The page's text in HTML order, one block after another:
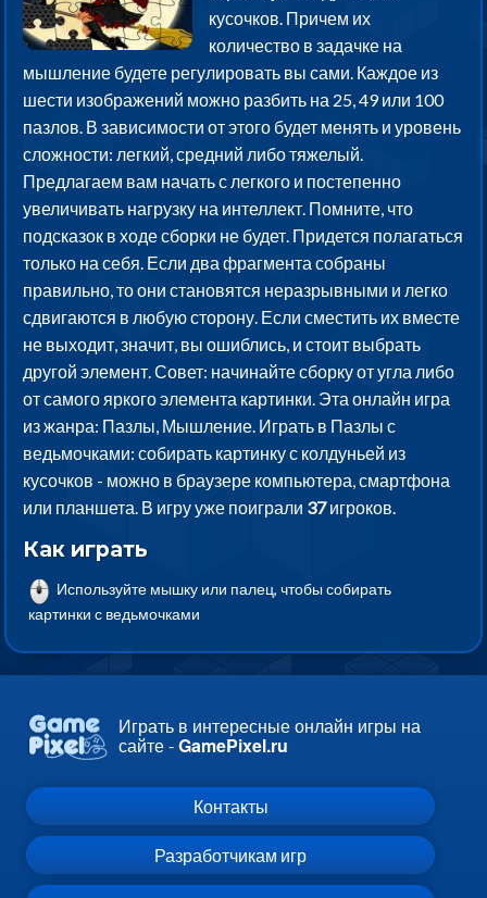
кусочков. Причем их
количество в задачке на
мышление будете регулировать вы сами. Каждое из
шести изображений можно разбить на 25, 49 или 100
пазлов. В зависимости от этого будет менять и уровень
сложности: легкий, средний либо тяжелый.
Предлагаем вам начать с легкого и постепенно
увеличивать нагрузку на интеллект. Помните, что
подсказок в ходе сборки не будет. Придется полагаться
только на себя. Если два фрагмента собраны
правильно, то они становятся неразрывными и легко
сдвигаются в любую сторону. Если сместить их вместе
не выходит, значит, вы ошиблись, и стоит выбрать
другой элемент. Совет: начинайте сборку от угла либо
от самого яркого элемента картинки. Эта онлайн игра
из жанра: Пазлы, Мышление. Играть в Пазлы с
ведьмочками: собирать картинку с колдуньей из
кусочков - можно в браузере компьютера, смартфона
или планшета. В игру уже поиграли 37игроков.
Как играть
Используйте мышку или палец, чтобы собирать
картинки с ведьмочками
Играть в интересные онлайн игры на
сайте -GamePixel.ru
Контакты
Разработчикам игр